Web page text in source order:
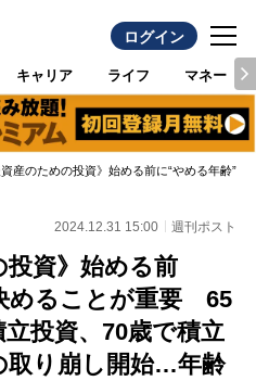
ログイン
キャリア ライフ マネー
資産のための投資》始める前に“やめる年齢
2024.12.31 15:00 週刊ポスト
投資》始める前
めることが重要 65
投資、70歳で積立
取り崩し開始…年齢